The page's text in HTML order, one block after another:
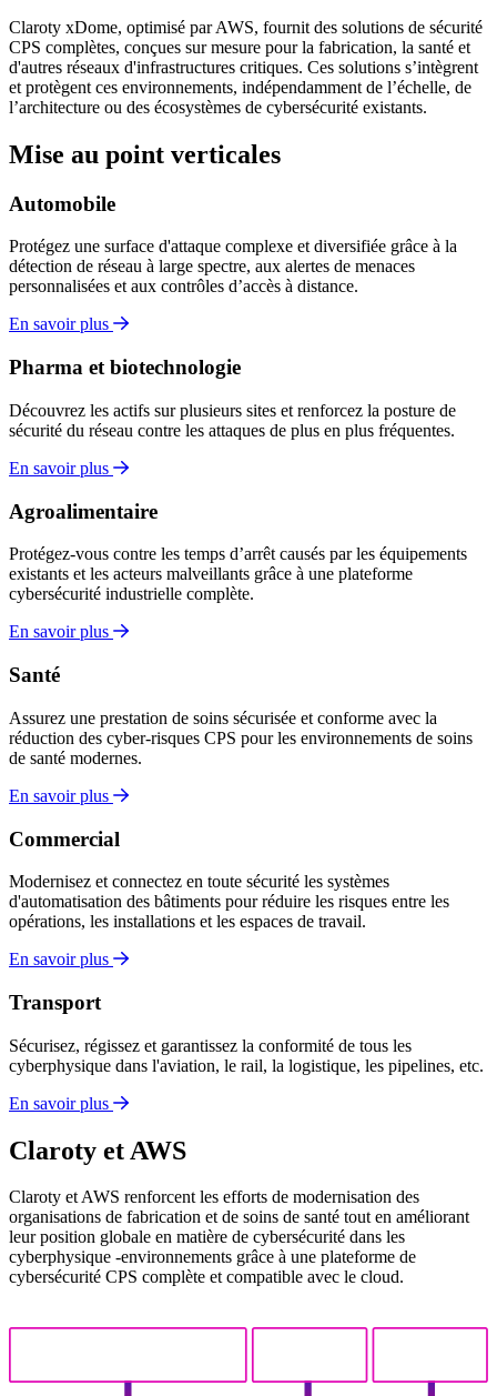
Claroty xDome, optimisé par AWS, fournit des solutions de sécurité
CPS complètes, conçues sur mesure pour la fabrication, la santé et
d'autres réseaux d'infrastructures critiques. Ces solutions s’intègrent
et protègent ces environnements, indépendamment de l’échelle, de
l’architecture ou des écosystèmes de cybersécurité existants.
Mise au point verticales
Automobile
Protégez une surface d'attaque complexe et diversifiée grâce à la
détection de réseau à large spectre, aux alertes de menaces
personnalisées et aux contrôles d’accès à distance.
En savoir plus
Pharma et biotechnologie
Découvrez les actifs sur plusieurs sites et renforcez la posture de
sécurité du réseau contre les attaques de plus en plus fréquentes.
En savoir plus
Agroalimentaire
Protégez-vous contre les temps d’arrêt causés par les équipements
existants et les acteurs malveillants grâce à une plateforme
cybersécurité industrielle complète.
En savoir plus
Santé
Assurez une prestation de soins sécurisée et conforme avec la
réduction des cyber-risques CPS pour les environnements de soins
de santé modernes.
En savoir plus
Commercial
Modernisez et connectez en toute sécurité les systèmes
d'automatisation des bâtiments pour réduire les risques entre les
opérations, les installations et les espaces de travail.
En savoir plus
Transport
Sécurisez, régissez et garantissez la conformité de tous les
cyberphysique dans l'aviation, le rail, la logistique, les pipelines, etc.
En savoir plus
Claroty et AWS
Claroty et AWS renforcent les efforts de modernisation des
organisations de fabrication et de soins de santé tout en améliorant
leur position globale en matière de cybersécurité dans les
cyberphysique -environnements grâce à une plateforme de
cybersécurité CPS complète et compatible avec le cloud.